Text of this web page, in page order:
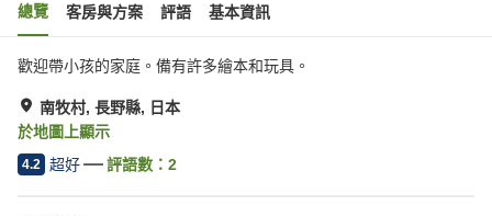
總覽 客房與方案 評語 基本資訊
歡迎帶小孩的家庭。備有許多繪本和玩具。
南牧村, 長野縣, 日本
於地圖上顯示
4.2 超好 評語數： 2